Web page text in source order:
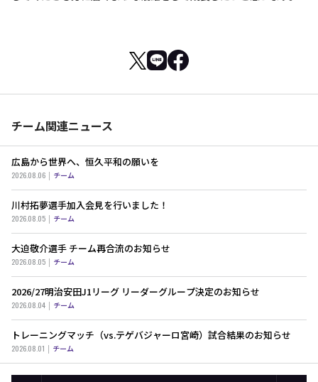
チーム関連ニュース
広島から世界へ、恒久平和の願いを
2026.08.06 チーム
川村拓夢選手加入会見を行いました！
2026.08.05 チーム
大迫敬介選手 チーム再合流のお知らせ
2026.08.05 チーム
2026/27明治安田J1リーグ リーダーグループ決定のお知らせ
2026.08.04 チーム
トレーニングマッチ（vs.テゲバジャーロ宮崎）試合結果のお知らせ
2026.08.01 チーム